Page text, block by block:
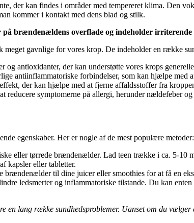
der kan findes i områder med tempereret klima. Den
kommer i kontakt med dens blad og stilk.
brændenældens overflade og indeholder irriterende
gavnlige for vores krop. De indeholder en række
antioxidanter, der kan understøtte vores krops
antiinflammatoriske forbindelser, som kan hjælpe med
der kan hjælpe med at fjerne affaldsstoffer fra
symptomerne på allergi, herunder nældefeber og
egenskaber. Her er nogle af de mest populære metoder:
eller tørrede brændenælder. Lad teen trække i ca. 5-10
kapsler eller tabletter.
til dine juicer eller smoothies for at få en
ledsmerter og inflammatoriske tilstande. Du kan
en lang række sundhedsproblemer. Uanset om du